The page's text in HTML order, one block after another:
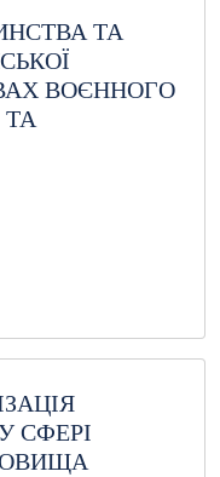
ТА
ВОЄННОГО
ТА
СФЕРІ